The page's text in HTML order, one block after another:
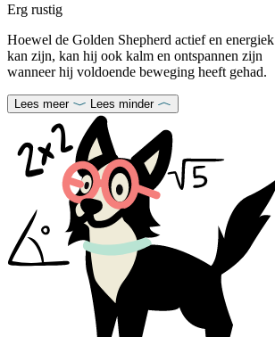
Erg rustig
Hoewel de Golden Shepherd actief en energiek
kan zijn, kan hij ook kalm en ontspannen zijn
wanneer hij voldoende beweging heeft gehad.
Lees meer Lees minder